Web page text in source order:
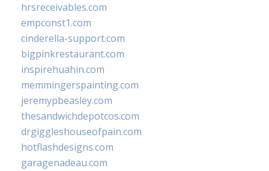
hrsreceivables.com
empconst1.com
cinderella-support.com
bigpinkrestaurant.com
inspirehuahin.com
memmingerspainting.com
jeremypbeasley.com
thesandwichdepotcos.com
drgiggleshouseofpain.com
hotflashdesigns.com
garagenadeau.com